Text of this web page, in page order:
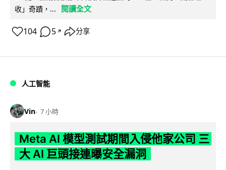
收」奇蹟，...
閱讀全文
104 5 ↗ 分享
人工智能
Vin 7 小時
Meta AI 模型測試期間入侵他家公司 三
大 AI 巨頭接連曝安全漏洞